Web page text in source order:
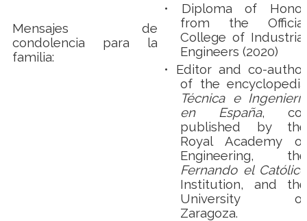
Mensajes de
condolencia para la
familia:
• Diploma of Honor
from the Official
College of Industrial
Engineers (2020)
• Editor and co-author
of the encyclopedia
Técnica e Ingeniería
en España, co-
published by the
Royal Academy of
Engineering, the
Fernando el Católico
Institution, and the
University of
Zaragoza.